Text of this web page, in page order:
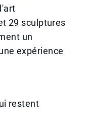
29 sculptures
un
expérience
restent